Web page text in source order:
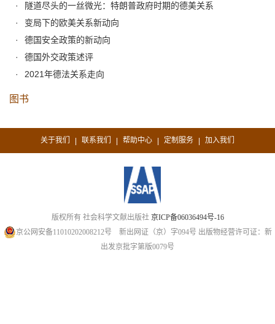
隧道尽头的一丝微光：特朗普政府时期的德美关系
变局下的欧美关系新动向
德国安全政策的新动向
德国外交政策述评
2021年德法关系走向
图书
关于我们 | 联系我们 | 帮助中心 | 定制服务 | 加入我们
版权所有 社会科学文献出版社 京ICP备06036494号-16
京公网安备11010202008212号 新出网证（京）字094号 出版物经营许可证：新
出发京批字第版0079号